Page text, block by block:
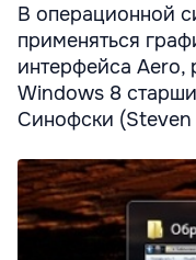
В операционной
применяться
интерфейса Aero,
Windows 8
Синофски